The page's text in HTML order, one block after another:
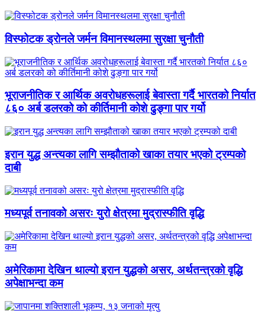
विस्फोटक ड्रोनले जर्मन विमानस्थलमा सुरक्षा चुनौती
भूराजनीतिक र आर्थिक अवरोधहरूलाई बेवास्ता गर्दै भारतको निर्यात
८६० अर्ब डलरको को कीर्तिमानी कोशे ढुङ्गा पार गर्यो
इरान युद्ध अन्त्यका लागि सम्झौताको खाका तयार भएको ट्रम्पको
दाबी
मध्यपूर्व तनावको असरः युरो क्षेत्रमा मुद्रास्फीति वृद्धि
अमेरिकामा देखिन थाल्यो इरान युद्धको असर, अर्थतन्त्रको वृद्धि
अपेक्षाभन्दा कम